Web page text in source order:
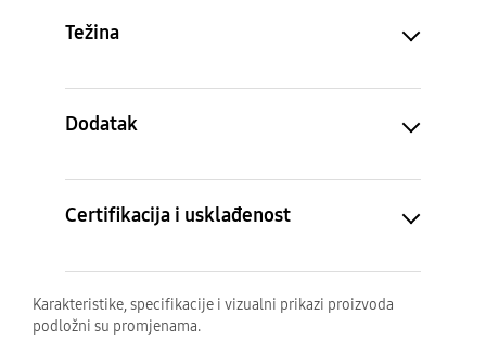
Težina
Dodatak
Certifikacija i usklađenost
Karakteristike, specifikacije i vizualni prikazi proizvoda
podložni su promjenama.